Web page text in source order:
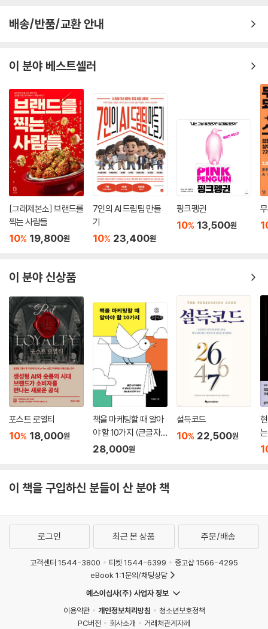
배송/반품/교환 안내
이 분야 베스트셀러
[그래제본소] 브랜드를
찍는 사람들
10% 19,800원
7인의 AI 드림팀 만들
기
10% 23,400원
핑크펭귄
10% 13,500원
이 분야 신상품
포스트 로열티
10% 18,000원
책을 마케팅할 때 알아
야 할 10가지 (큰글자
책)
28,000원
설득코드
10% 22,500원
이 책을 구입하신 분들이 산 분야 책
로그인 최근 본 상품 주문/배송
고객센터 1544-3800 티켓 1544-6399
중고샵 1566-4295
eBook 1:1문의/채팅상담
예스이십사(주) 사업자 정보
이용약관
개인정보처리방침
청소년보호정책
PC버전
회사소개 거래처관계자께